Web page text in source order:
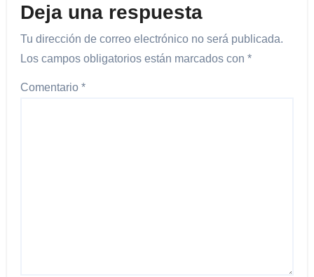
Deja una respuesta
Tu dirección de correo electrónico no será publicada.
Los campos obligatorios están marcados con *
Comentario *